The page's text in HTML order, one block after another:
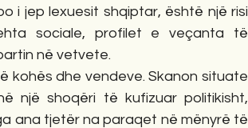
i jep lexuesit shqiptar, është një risi
sociale, profilet e veçanta të
në vetvete.
kohës dhe vendeve. Skanon situate
një shoqëri të kufizuar politikisht,
ana tjetër na paraqet në mënyrë të